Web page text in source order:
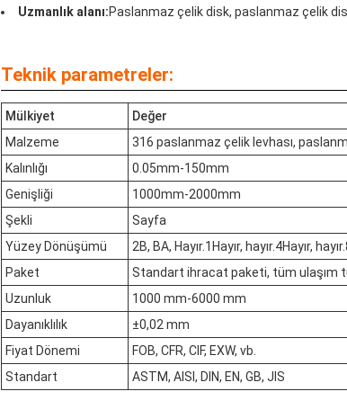
Uzmanlık alanı:Paslanmaz çelik disk, paslanmaz çelik
Teknik parametreler:
Mülkiyet
Değer
Malzeme
316 paslanmaz çelik levhası,
Kalınlığı
0.05mm-150mm
Genişliği
1000mm-2000mm
Şekli
Sayfa
Yüzey Dönüşümü
2B, BA, Hayır.1Hayır, hayır.4Hayır,
Paket
Standart ihracat paketi, tüm ulaşım
Uzunluk
1000 mm-6000 mm
Dayanıklılık
±0,02 mm
Fiyat Dönemi
FOB, CFR, CIF, EXW, vb.
Standart
ASTM, AISI, DIN, EN, GB, JIS